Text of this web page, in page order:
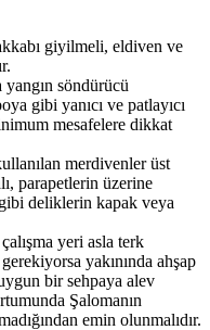
giyilmeli, eldiven ve
yangın söndürücü
gibi yanıcı ve patlayıcı
mesafelere dikkat
merdivenler üst
parapetlerin üzerine
gibi deliklerin kapak veya
yeri asla terk
yakınında ahşap
bir sehpaya alev
Şalomanın
emin olunmalıdır.